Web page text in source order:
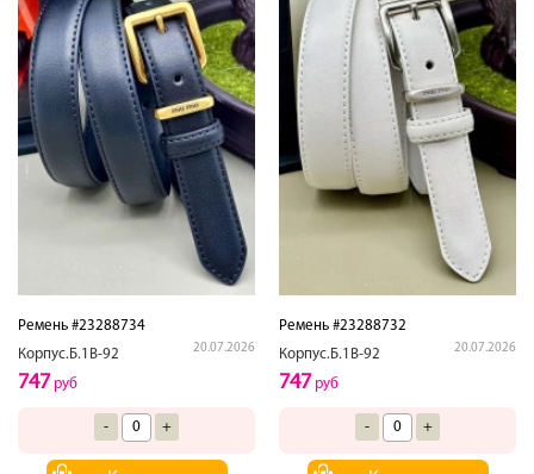
Ремень #23288734
Корпус.Б.1В-92
20.07.2026
747 руб
- +
Ремень #23288732
Корпус.Б.1В-92
20.07.2026
747 руб
- +